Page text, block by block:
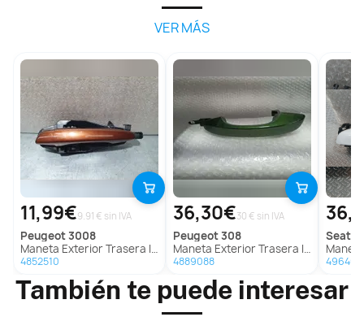
VER MÁS
11,99€9.91 € sin IVA
peugeot3008
Maneta Exterior Trasera Izquierda Para Peugeot 3008
4852510
36,30€30 € sin IVA
peugeot308
Maneta Exterior Trasera Izquierda Para Peugeot 308
4889088
seat
Maneta
También te puede interesar